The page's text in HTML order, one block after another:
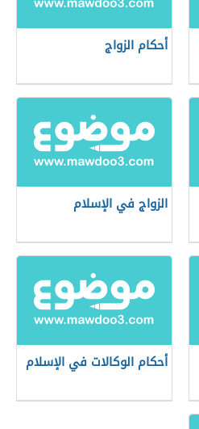
أحكام الزواج
الزواج في الإسلام
أحكام الوكالات في الإسلام